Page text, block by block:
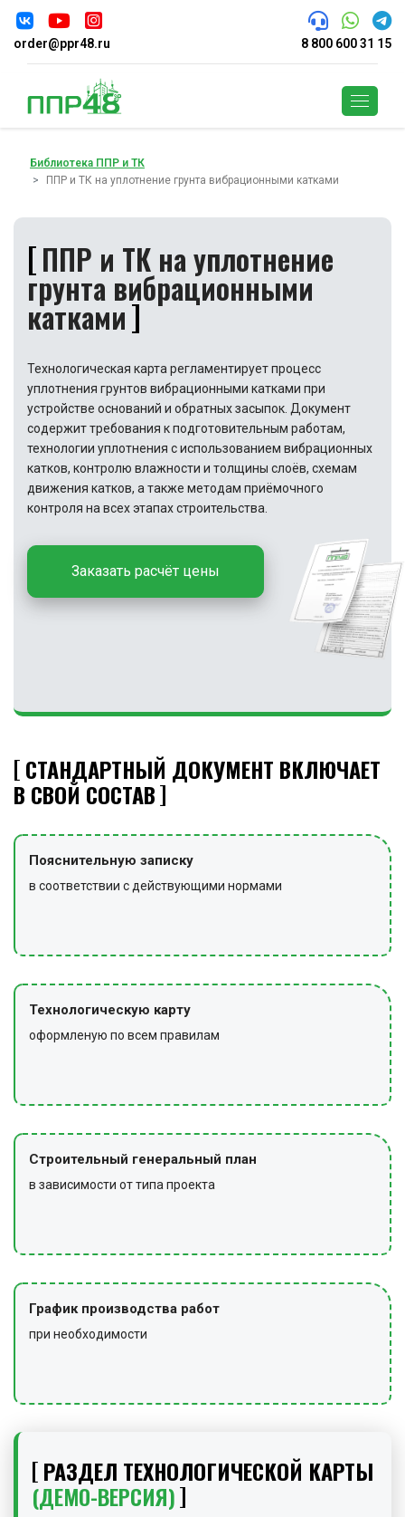
order@ppr48.ru 8 800 600 31 15
Библиотека ППР и ТК
ППР и ТК на уплотнение грунта вибрационными катками
ППР и ТК на уплотнение
грунта вибрационными
катками
Технологическая карта регламентирует процесс
уплотнения грунтов вибрационными катками при
устройстве оснований и обратных засыпок. Документ
содержит требования к подготовительным работам,
технологии уплотнения с использованием вибрационных
катков, контролю влажности и толщины слоёв, схемам
движения катков, а также методам приёмочного
контроля на всех этапах строительства.
Заказать расчёт цены
СТАНДАРТНЫЙ ДОКУМЕНТ ВКЛЮЧАЕТ
В СВОЙ СОСТАВ
Пояснительную записку
в соответствии с действующими нормами
Технологическую карту
оформленую по всем правилам
Строительный генеральный план
в зависимости от типа проекта
График производства работ
при необходимости
РАЗДЕЛ ТЕХНОЛОГИЧЕСКОЙ КАРТЫ
(ДЕМО-ВЕРСИЯ)